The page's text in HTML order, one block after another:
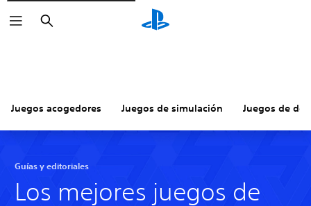
Buscar
Juegos acogedores Juegos de simulación Juegos de
Guías y editoriales
Los mejores juegos de